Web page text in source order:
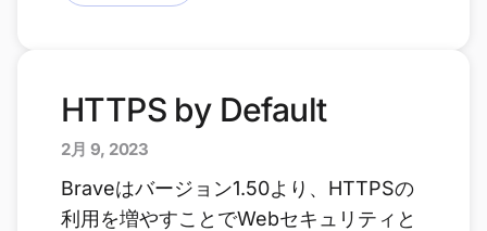
HTTPS by Default
2月 9, 2023
Braveはバージョン1.50より、HTTPSの
利用を増やすことでWebセキュリティと